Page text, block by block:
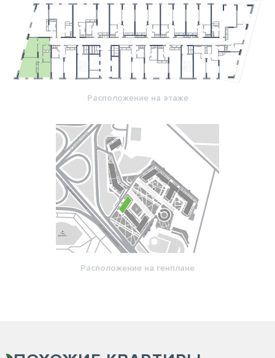
Расположение на этаже
Расположение на генплане